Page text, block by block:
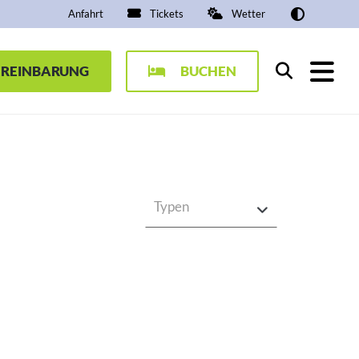
Anfahrt Tickets Wetter
BUCHEN Suchen
Typen